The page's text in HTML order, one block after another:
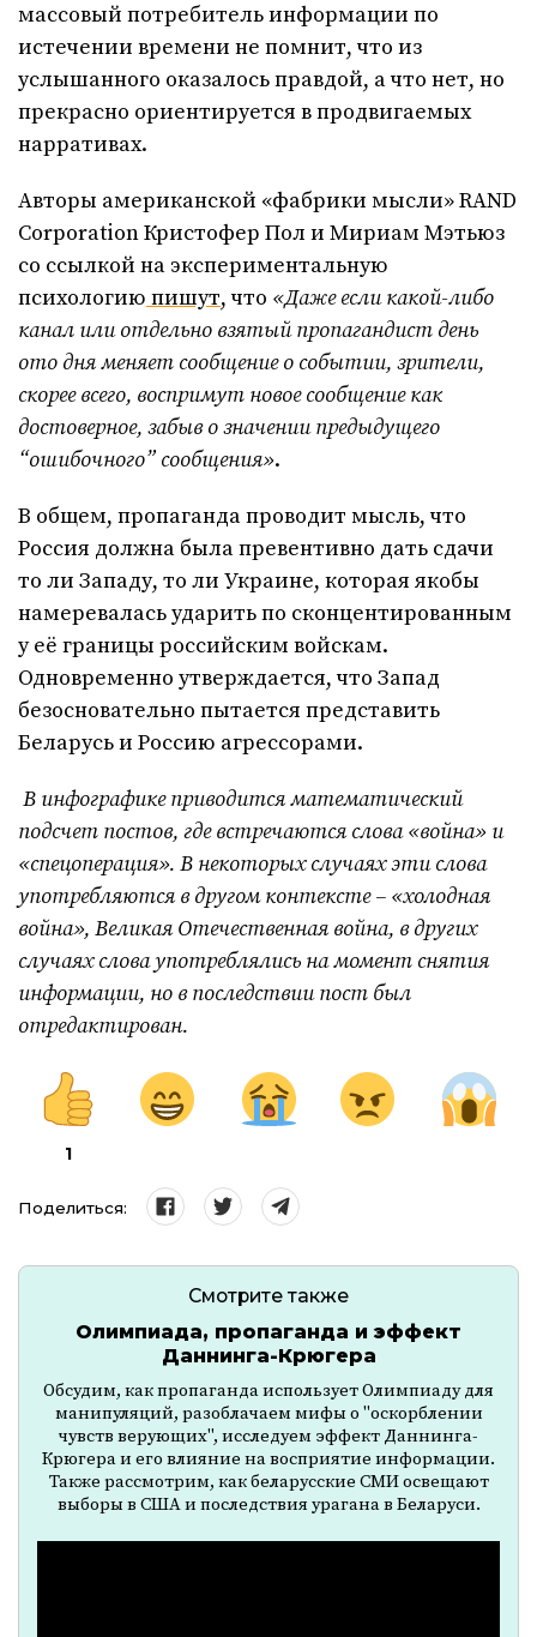
массовый потребитель информации по
истечении времени не помнит, что из
услышанного оказалось правдой, а что нет, но
прекрасно ориентируется в продвигаемых
нарративах.
Авторы американской «фабрики мысли» RAND
Corporation Кристофер Пол и Мириам Мэтьюз
со ссылкой на экспериментальную
психологию пишут, что «Даже если какой-либо
канал или отдельно взятый пропагандист день
ото дня меняет сообщение о событии, зрители,
скорее всего, воспримут новое сообщение как
достоверное, забыв о значении предыдущего
“ошибочного” сообщения».
В общем, пропаганда проводит мысль, что
Россия должна была превентивно дать сдачи
то ли Западу, то ли Украине, которая якобы
намеревалась ударить по сконцентированным
у её границы российским войскам.
Одновременно утверждается, что Запад
безосновательно пытается представить
Беларусь и Россию агрессорами.
В инфографике приводится математический
подсчет постов, где встречаются слова «война» и
«спецоперация». В некоторых случаях эти слова
употребляются в другом контексте – «холодная
война», Великая Отечественная война, в других
случаях слова употреблялись на момент снятия
информации, но в последствии пост был
отредактирован.
1
Поделиться:
Смотрите также
Олимпиада, пропаганда и эффект
Даннинга-Крюгера
Обсудим, как пропаганда использует Олимпиаду для
манипуляций, разоблачаем мифы о "оскорблении
чувств верующих", исследуем эффект Даннинга-
Крюгера и его влияние на восприятие информации.
Также рассмотрим, как беларусские СМИ освещают
выборы в США и последствия урагана в Беларуси.